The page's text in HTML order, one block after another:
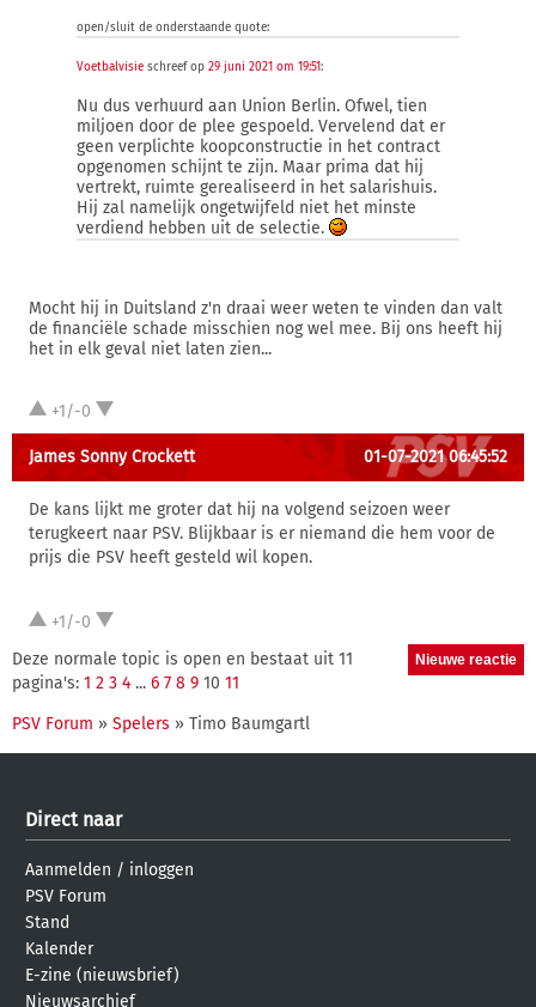
open/sluit de onderstaande quote:
Voetbalvisie schreef op 29 juni 2021 om 19:51:
Nu dus verhuurd aan Union Berlin. Ofwel, tien
miljoen door de plee gespoeld. Vervelend dat er
geen verplichte koopconstructie in het contract
opgenomen schijnt te zijn. Maar prima dat hij
vertrekt, ruimte gerealiseerd in het salarishuis.
Hij zal namelijk ongetwijfeld niet het minste
verdiend hebben uit de selectie.
Mocht hij in Duitsland z'n draai weer weten te vinden dan valt
de financiële schade misschien nog wel mee. Bij ons heeft hij
het in elk geval niet laten zien...
+1/-0
James Sonny Crockett 01-07-2021 06:45:52
De kans lijkt me groter dat hij na volgend seizoen weer
terugkeert naar PSV. Blijkbaar is er niemand die hem voor de
prijs die PSV heeft gesteld wil kopen.
+1/-0
Deze normale topic is open en bestaat uit 11
pagina's: 1 2 3 4 ... 6 7 8 9 10 11
PSV Forum » Spelers » Timo Baumgartl
Direct naar
Aanmelden / inloggen
PSV Forum
Stand
Kalender
E-zine (nieuwsbrief)
Nieuwsarchief